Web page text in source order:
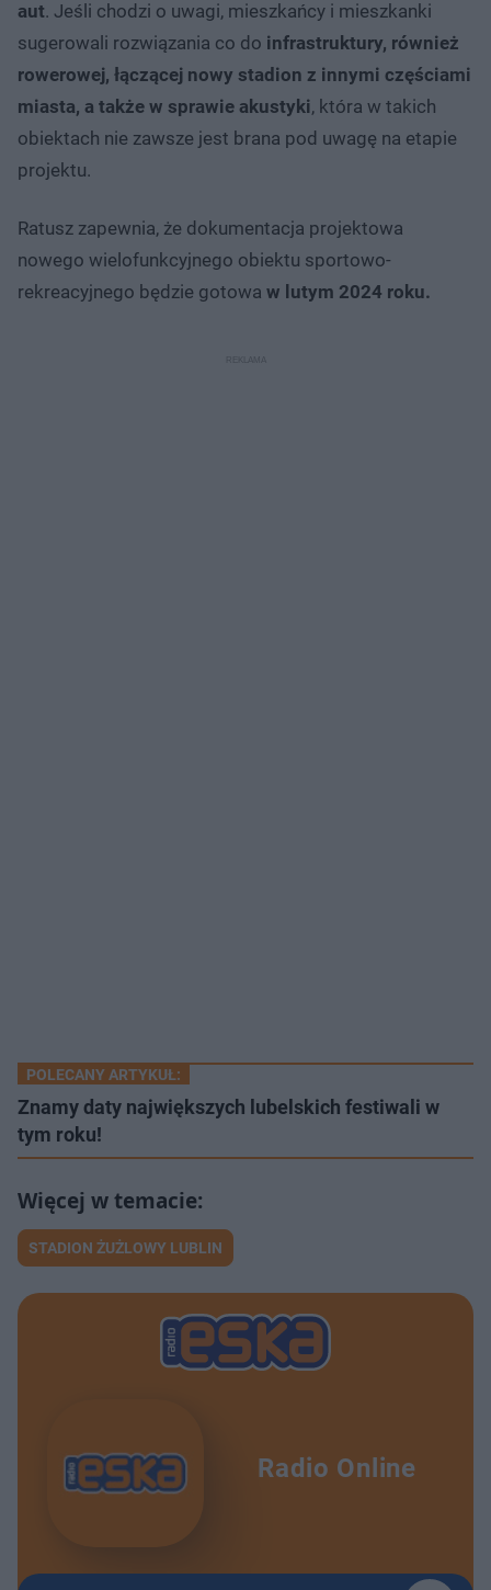
aut. Jeśli chodzi o uwagi, mieszkańcy i mieszkanki
sugerowali rozwiązania co do infrastruktury, również
rowerowej, łączącej nowy stadion z innymi częściami
miasta, a także w sprawie akustyki, która w takich
obiektach nie zawsze jest brana pod uwagę na etapie
projektu.
Ratusz zapewnia, że dokumentacja projektowa
nowego wielofunkcyjnego obiektu sportowo-
rekreacyjnego będzie gotowa w lutym 2024 roku.
POLECANY ARTYKUŁ:
Znamy daty największych lubelskich festiwali w
tym roku!
STADION ŻUŻLOWY LUBLIN
Radio Online